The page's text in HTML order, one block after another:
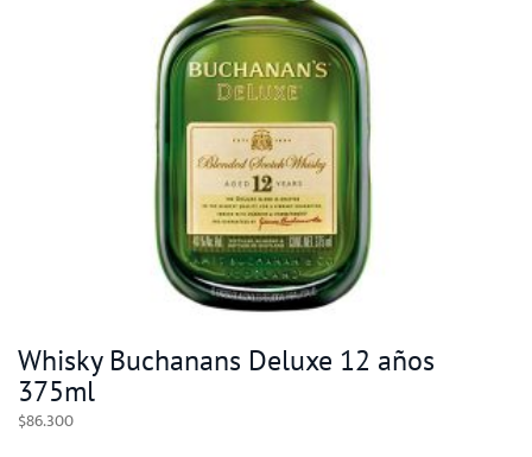
Whisky Buchanans Deluxe 12 años
375ml
$86.300